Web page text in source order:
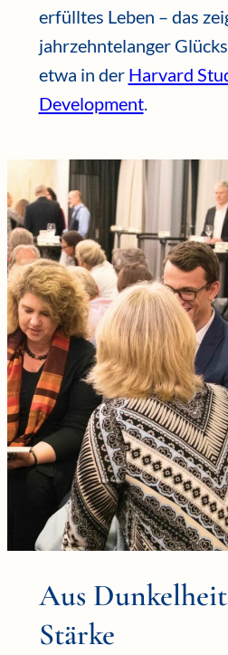
erfülltes Leben – das
jahrzehntelanger
etwa in der Harvard
Development.
Aus
Stärke